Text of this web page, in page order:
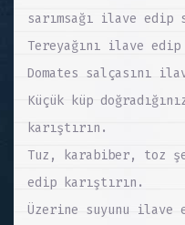
sarımsağı ilave edip
Tereyağını ilave
Domates salçasını
Küçük küp
karıştırın.
Tuz, karabiber, toz
edip karıştırın.
Üzerine suyunu ilave